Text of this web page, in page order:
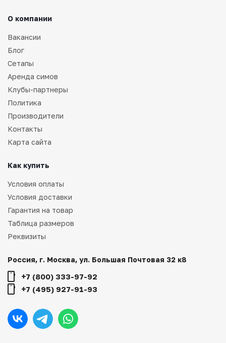
О компании
Вакансии
Блог
Сетапы
Аренда симов
Клубы-партнеры
Политика
Производители
Контакты
Карта сайта
Как купить
Условия оплаты
Условия доставки
Гарантия на товар
Таблица размеров
Реквизиты
Россия, г. Москва, ул. Большая Почтовая 32 к8
+7 (800) 333-97-92
+7 (495) 927-91-93